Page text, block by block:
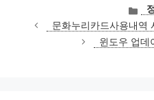
카
테
고
리
문화누리카드사용내역
윈도우 업데